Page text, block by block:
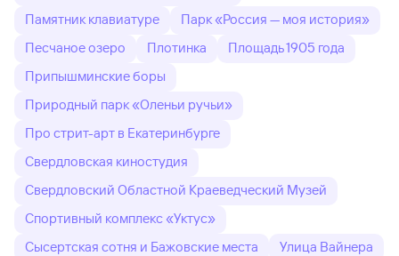
Памятник клавиатуре
Парк «Россия — моя история»
Песчаное озеро
Плотинка
Площадь 1905 года
Припышминские боры
Природный парк «Оленьи ручьи»
Про стрит-арт в Екатеринбурге
Свердловская киностудия
Свердловский Областной Краеведческий Музей
Спортивный комплекс «Уктус»
Сысертская сотня и Бажовские места
Улица Вайнера